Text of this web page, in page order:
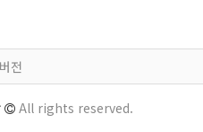
전
All rights reserved.